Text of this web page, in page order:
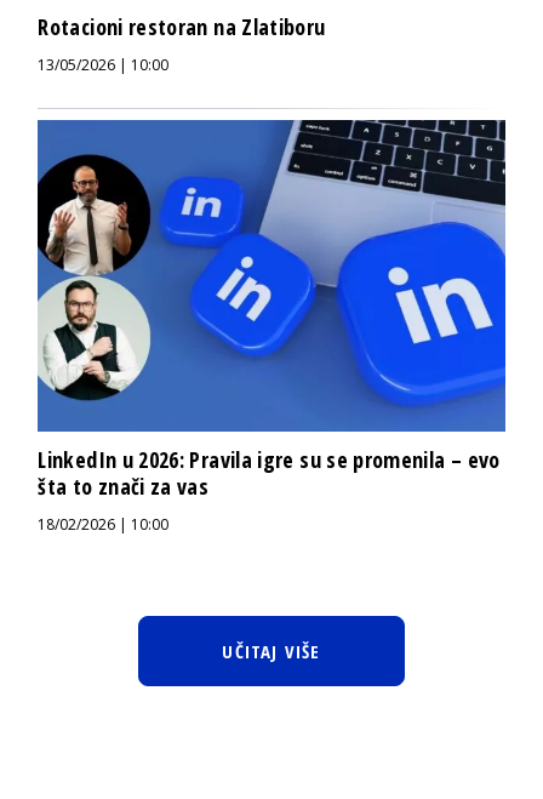
Rotacioni restoran na Zlatiboru
13/05/2026 | 10:00
LinkedIn u 2026: Pravila igre su se promenila – evo
šta to znači za vas
18/02/2026 | 10:00
UČITAJ VIŠE